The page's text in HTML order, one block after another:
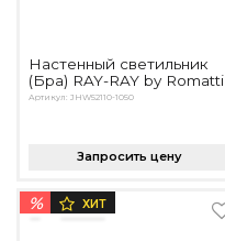
Настенный светильник
(Бра) RAY-RAY by Romatti
Артикул: JHW52110-1050
Запросить цену
% ХИТ